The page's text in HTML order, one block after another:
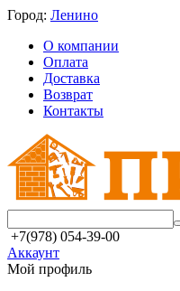
Город: Ленино
О компании
Оплата
Доставка
Возврат
Контакты
+7(978) 054-39-00
Аккаунт
Мой профиль